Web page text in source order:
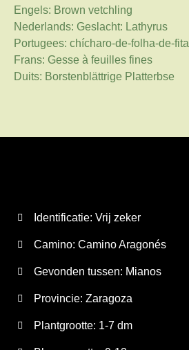
Engels: Brown vetchling
Nederlands: Geslacht: Lathyrus
Portugees: chícharo-de-folha-de-fita
Frans: Gesse à feuilles fines
Duits: Borstenblättrige Platterbse
Identificatie: Vrij zeker
Camino: Camino Aragonés
Gevonden tussen: Mianos
Provincie: Zaragoza
Plantgrootte: 1-7 dm